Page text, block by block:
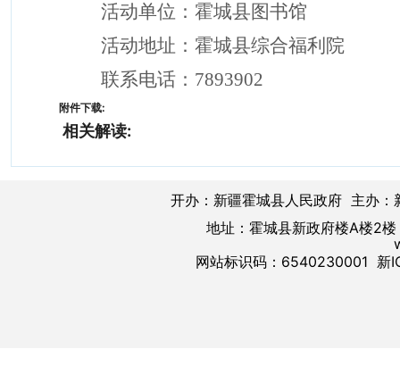
活动单位：霍城县图书馆
活动地址：霍城县综合福利院
联系电话：7893902
附件下载:
相关解读:
开办：新疆霍城县人民政府 主办
地址：霍城县新政府楼A楼
网站标识码：6540230001 新